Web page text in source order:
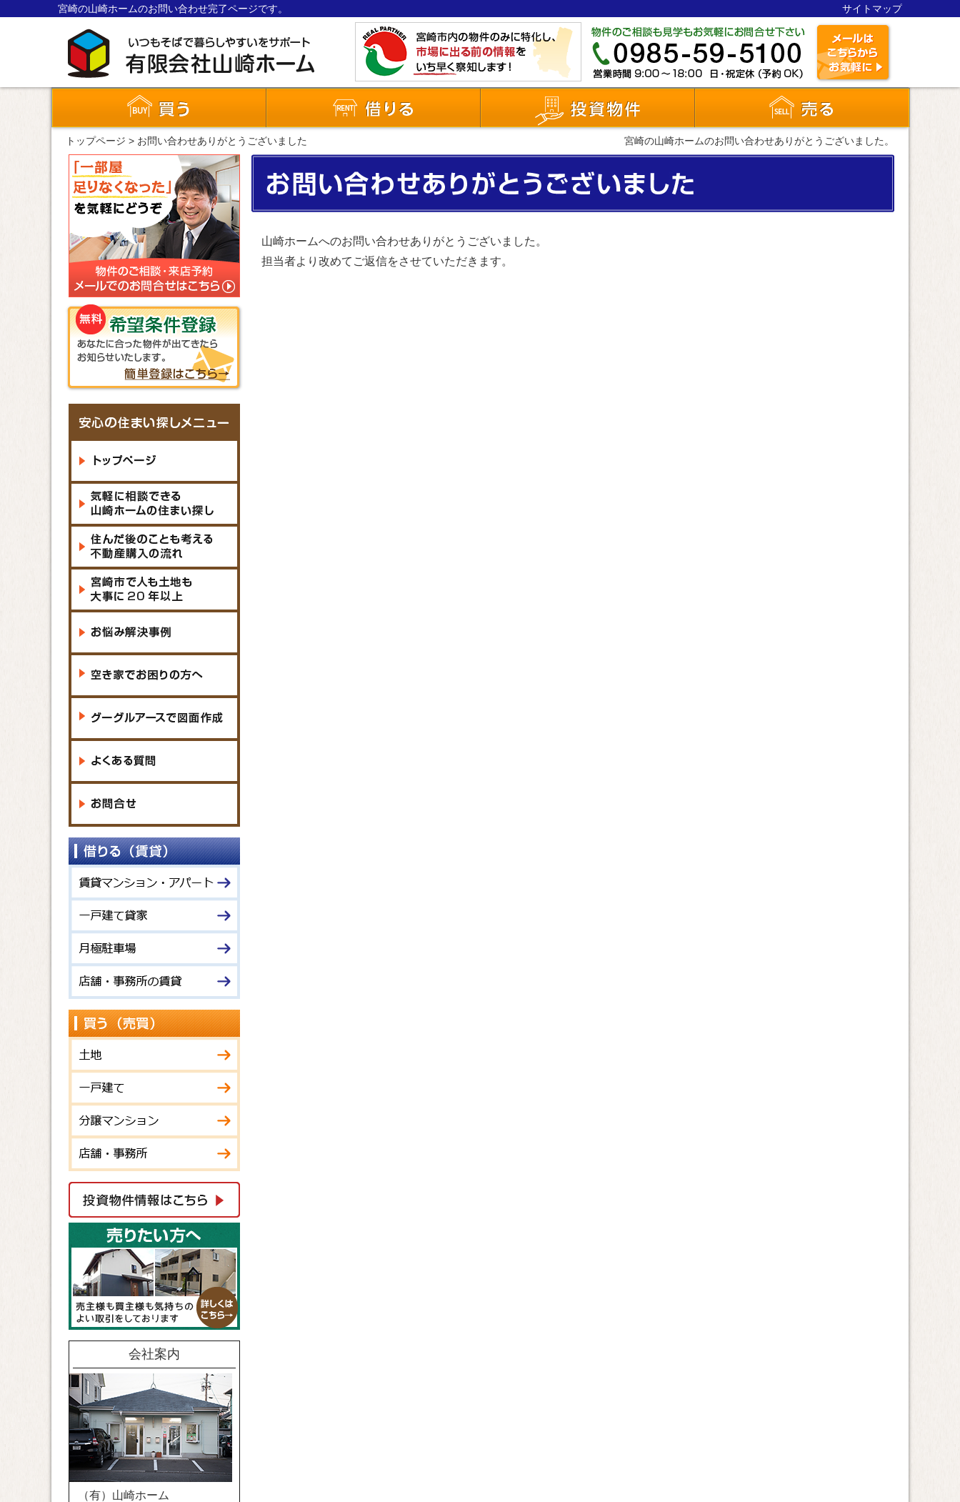
宮崎の山崎ホームのお問い合わせ完了ページです。 サイトマップ
トップページ > お問い合わせありがとうございました 宮崎の山崎ホームのお問い合わせありがとうございました。
山崎ホームへのお問い合わせありがとうございました。
担当者より改めてご返信をさせていただきます。
会社案内
（有）山崎ホーム